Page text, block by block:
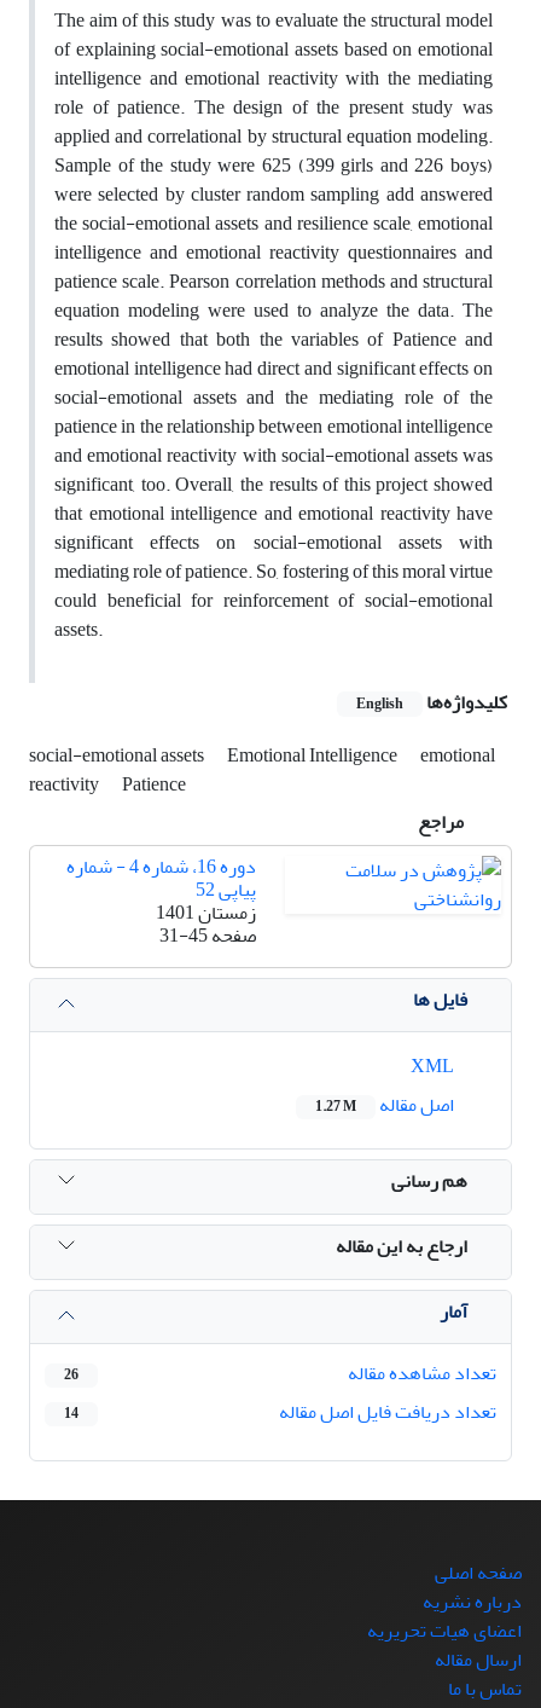
The aim of this study was to evaluate the structural model
of explaining social-emotional assets based on emotional
intelligence and emotional reactivity with the mediating
role of patience. The design of the present study was
applied and correlational by structural equation modeling.
Sample of the study were 625 (399 girls and 226 boys)
were selected by cluster random sampling add answered
the social-emotional assets and resilience scale, emotional
intelligence and emotional reactivity questionnaires and
patience scale. Pearson correlation methods and structural
equation modeling were used to analyze the data. The
results showed that both the variables of Patience and
emotional intelligence had direct and significant effects on
social-emotional assets and the mediating role of the
patience in the relationship between emotional intelligence
and emotional reactivity with social-emotional assets was
significant, too. Overall, the results of this project showed
that emotional intelligence and emotional reactivity have
significant effects on social-emotional assets with
mediating role of patience. So, fostering of this moral virtue
could beneficial for reinforcement of social-emotional
assets.
کلیدواژه‌ها
English
social-emotional assets Emotional Intelligence
emotional
reactivity
Patience
مراجع
دوره 16، شماره 4 - شماره
پیاپی 52
زمستان 1401
صفحه31-45
فایل ها
اصل مقاله
1.27 M
هم رسانی
ارجاع به این مقاله
آمار
تعداد مشاهده مقاله
26
تعداد دریافت فایل اصل مقاله 14
صفحه اصلی
درباره نشریه
اعضای هیات تحریریه
ارسال مقاله
تماس با ما